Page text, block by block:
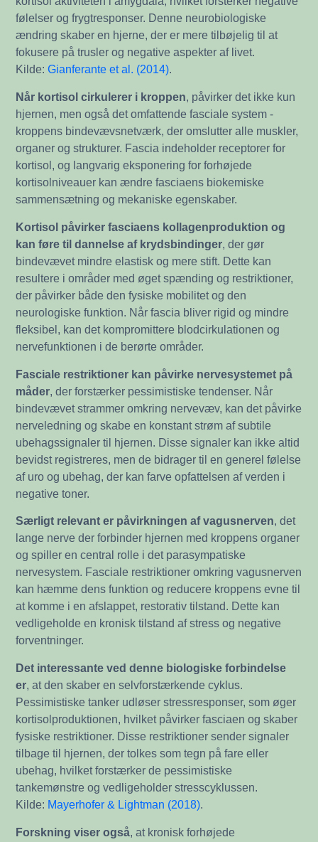
følelser og frygtresponser. Denne neurobiologiske
ændring skaber en hjerne, der er mere tilbøjelig til at
fokusere på trusler og negative aspekter af livet.
Kilde:Gianferante et al. (2014).
Når kortisol cirkulerer i kroppen, påvirker det ikke kun
hjernen, men også det omfattende fasciale system -
kroppens bindevævsnetværk, der omslutter alle muskler,
organer og strukturer. Fascia indeholder receptorer for
kortisol, og langvarig eksponering for forhøjede
kortisolniveauer kan ændre fasciaens biokemiske
sammensætning og mekaniske egenskaber.
Kortisol påvirker fasciaens kollagenproduktion og
kan føre til dannelse af krydsbindinger , der gør
bindevævet mindre elastisk og mere stift. Dette kan
resultere i områder med øget spænding og restriktioner,
der påvirker både den fysiske mobilitet og den
neurologiske funktion. Når fascia bliver rigid og mindre
fleksibel, kan det kompromittere blodcirkulationen og
nervefunktionen i de berørte områder.
Fasciale restriktioner kan påvirke nervesystemet på
måder , der forstærker pessimistiske tendenser. Når
bindevævet strammer omkring nervevæv, kan det påvirke
nerveledning og skabe en konstant strøm af subtile
ubehagssignaler til hjernen. Disse signaler kan ikke altid
bevidst registreres, men de bidrager til en generel følelse
af uro og ubehag, der kan farve opfattelsen af verden i
negative toner.
Særligt relevant er påvirkningen af vagusnerven, det
lange nerve der forbinder hjernen med kroppens organer
og spiller en central rolle i det parasympatiske
nervesystem. Fasciale restriktioner omkring vagusnerven
kan hæmme dens funktion og reducere kroppens evne til
at komme i en afslappet, restorativ tilstand. Dette kan
vedligeholde en kronisk tilstand af stress og negative
forventninger.
Det interessante ved denne biologiske forbindelse
er, at den skaber en selvforstærkende cyklus.
Pessimistiske tanker udløser stressresponser, som øger
kortisolproduktionen, hvilket påvirker fasciaen og skaber
fysiske restriktioner. Disse restriktioner sender signaler
tilbage til hjernen, der tolkes som tegn på fare eller
ubehag, hvilket forstærker de pessimistiske
tankemønstre og vedligeholder stresscyklussen.
Kilde: Mayerhofer & Lightman (2018).
Forskning viser også, at kronisk forhøjede